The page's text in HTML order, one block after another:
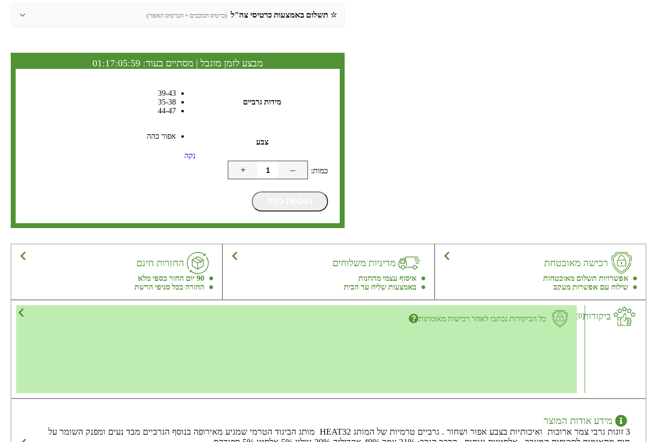
⭐ תשלום באמצעות כרטיסי צה"ל (כרטיס הכוכבים + הכרטיס האפור)
מבצע לזמן מוגבל | מסתיים בעוד: 01:17:05:58
מידות גרביים
39-43
35-38
44-47
צבע
אפור כהה
נקה
–
+
רכישה מאובטחת
אפשרויות תשלום מאובטחות
שילוח עם אפשרות מעקב
מדיניות משלוחים
איסוף עצמי מהחנות
באמצעות שליח עד הבית
החזרות חינם
90 יום החזר כספי מלא
החזרה בכל סניפי הרשת
ביקורות(0) כל הביקורות נכתבו לאחר רכישות מאומתות
מידע אודות המוצר
3 זוגות גרבי צמר ארוכות ואיכותיות בצבע אפור ושחור . גרביים טרמיות של המותג HEAT32 מותג הביגוד הטרמי שמגיע מאירופה בנוסף הגרביים מבד נעים ומפנק השומר על